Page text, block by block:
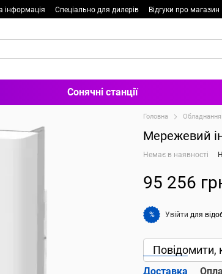
інформація Спеціально для дилерів Відгуки про магазин
Сонячні станції
Головна Обладнання
Мережевий
Немає в наявності
95 256
% Увійти для
Повідомити,
Доставка